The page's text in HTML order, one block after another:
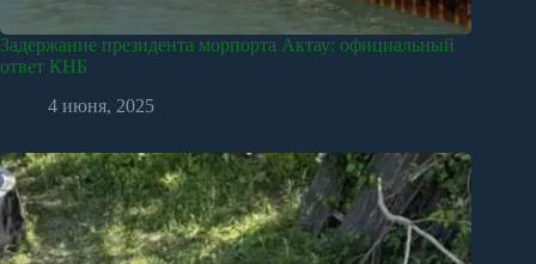
Задержание президента морпорта Актау: официальный
ответ КНБ
4 июня, 2025